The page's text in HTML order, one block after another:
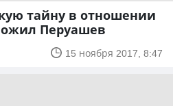
тайну в отношении
Перуашев
15 ноября 2017, 8:47